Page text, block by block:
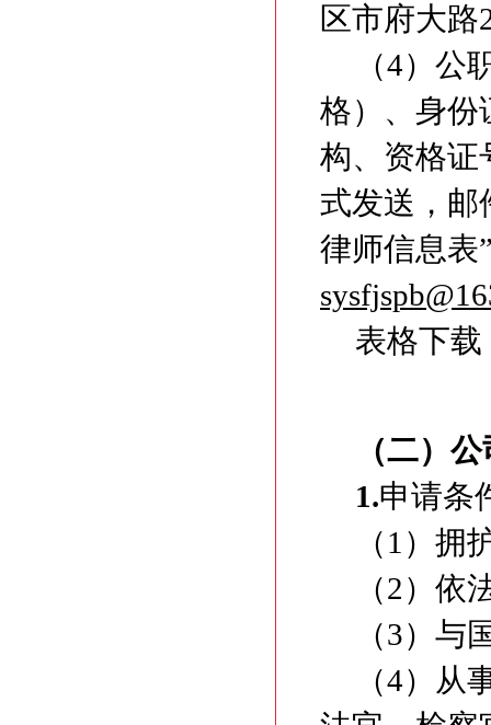
区市府大
（4）
格）、身份
构、资格证
式发送，邮
律师信息表
表格下载
（二）
1.申请条
（1）拥
（2）依
（3）与
（4）